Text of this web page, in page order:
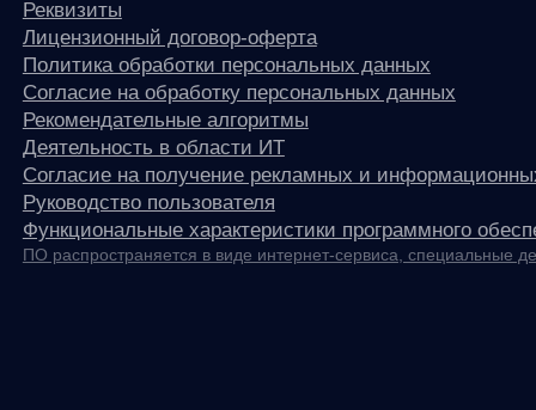
© ООО «Д Технолоджи», 2014-2026
any